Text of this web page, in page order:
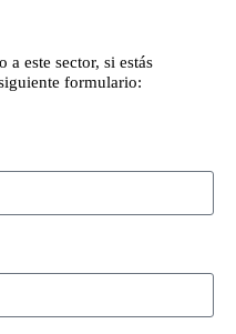
a este sector, si estás
formulario: